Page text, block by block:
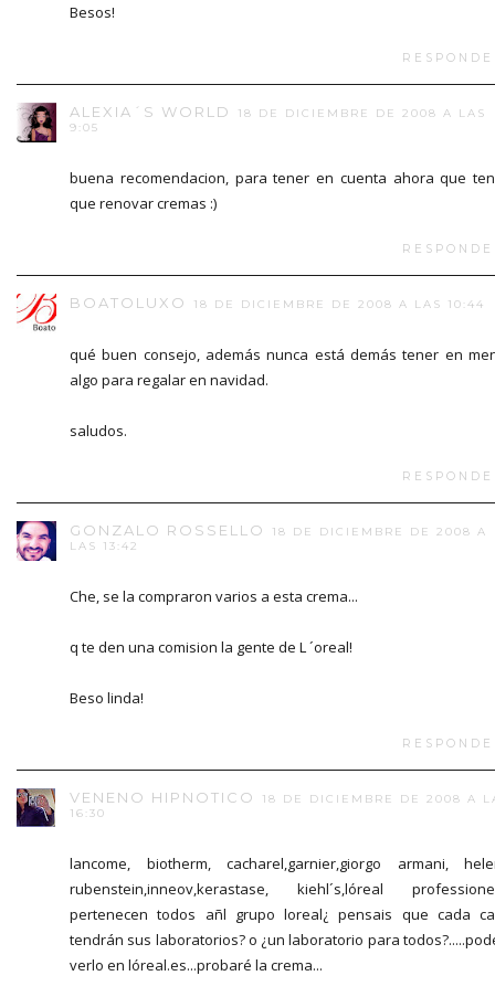
Besos!
ALEXIA´S WORLD
18 DE DICIEMBRE DE 2008 A LAS
9:05
buena recomendacion, para tener en cuenta ahora que
que renovar cremas :)
BOATOLUXO 18 DE DICIEMBRE DE 2008 A LAS 10:44
qué buen consejo, además nunca está demás tener en
algo para regalar en navidad.
saludos.
GONZALO ROSSELLO
18 DE DICIEMBRE DE 2008 A
LAS 13:42
Che, se la compraron varios a esta crema...
q te den una comision la gente de L ´oreal!
Beso linda!
VENENO HIPNOTICO
18 DE DICIEMBRE DE 2008 A
16:30
lancome, biotherm, cacharel,garnier,giorgo armani,
rubenstein,inneov,kerastase, kiehl´s,lóreal
pertenecen todos añl grupo loreal¿ pensais que cada
tendrán sus laboratorios? o ¿un laboratorio para
verlo en lóreal.es...probaré la crema...